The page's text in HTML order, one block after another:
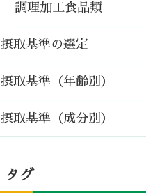
調理加工食品類
摂取基準の選定
摂取基準（年齢別）
摂取基準（成分別）
タグ